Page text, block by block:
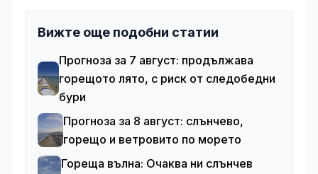
Вижте още подобни статии
Прогноза за 7 август: продължава
горещото лято, с риск от следобедни
бури
Прогноза за 8 август: слънчево,
горещо и ветровито по морето
Гореща вълна: Очаква ни слънчев